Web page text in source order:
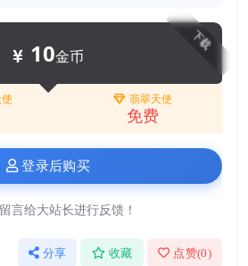
下载
10金币
翡翠天使
免费
登录后购买
言给大站长进行反馈！
分享 收藏 点赞(0)